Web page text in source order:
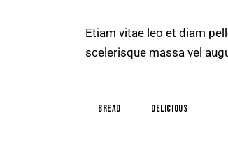
Etiam vitae leo et diam
scelerisque massa vel
Bread Delicious